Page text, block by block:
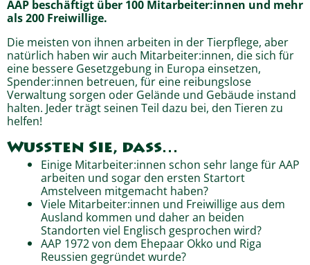
AAP beschäftigt über 100 Mitarbeiter:innen und mehr
als 200 Freiwillige.
Die meisten von ihnen arbeiten in der Tierpflege, aber
natürlich haben wir auch Mitarbeiter:innen, die sich für
eine bessere Gesetzgebung in Europa einsetzen,
Spender:innen betreuen, für eine reibungslose
Verwaltung sorgen oder Gelände und Gebäude instand
halten. Jeder trägt seinen Teil dazu bei, den Tieren zu
helfen!
Wussten Sie, dass…
Einige Mitarbeiter:innen schon sehr lange für AAP
arbeiten und sogar den ersten Startort
Amstelveen mitgemacht haben?
Viele Mitarbeiter:innen und Freiwillige aus dem
Ausland kommen und daher an beiden
Standorten viel Englisch gesprochen wird?
AAP 1972 von dem Ehepaar Okko und Riga
Reussien gegründet wurde?